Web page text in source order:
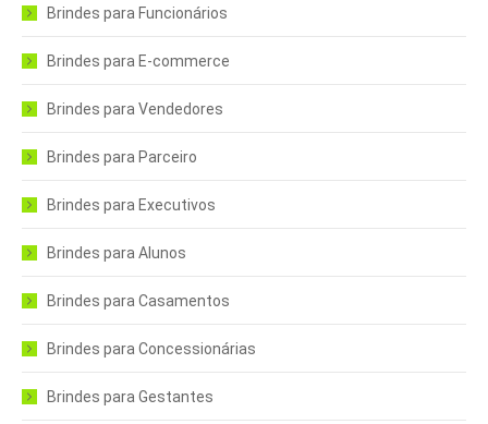
Brindes para Funcionários
Brindes para E-commerce
Brindes para Vendedores
Brindes para Parceiro
Brindes para Executivos
Brindes para Alunos
Brindes para Casamentos
Brindes para Concessionárias
Brindes para Gestantes